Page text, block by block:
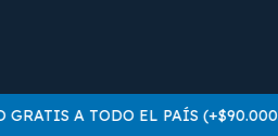
A TODO EL PAÍS (+$90.000)